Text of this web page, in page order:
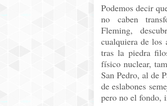
Podemos decir
no caben
Fleming,
cualquiera de los
tras la piedra
físico nuclear,
San Pedro, al de
de eslabones
pero no el fondo,